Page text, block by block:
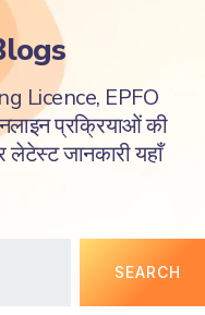
Licence, EPFO
प्रक्रियाओं की
जानकारी यहाँ
SEARCH